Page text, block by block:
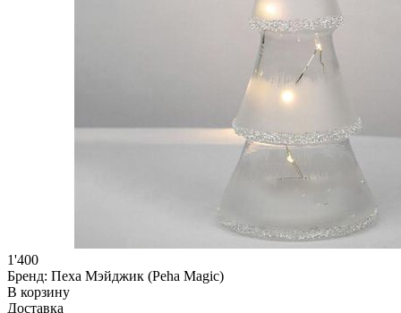
1'400
Бренд: Пеха Мэйджик (Peha Magic)
В корзину
Доставка